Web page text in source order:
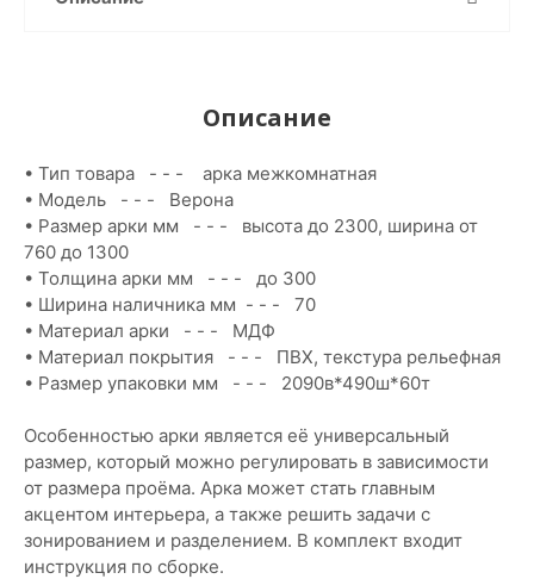
Описание
• Тип товара - - - арка межкомнатная
• Модель - - - Верона
• Размер арки мм - - - высота до 2300, ширина от
760 до 1300
• Толщина арки мм - - - до 300
• Ширина наличника мм - - - 70
• Материал арки - - - МДФ
• Материал покрытия - - - ПВХ, текстура рельефная
• Размер упаковки мм - - - 2090в*490ш*60т
Особенностью арки является её универсальный
размер, который можно регулировать в зависимости
от размера проёма. Арка может стать главным
акцентом интерьера, а также решить задачи с
зонированием и разделением. В комплект входит
инструкция по сборке.